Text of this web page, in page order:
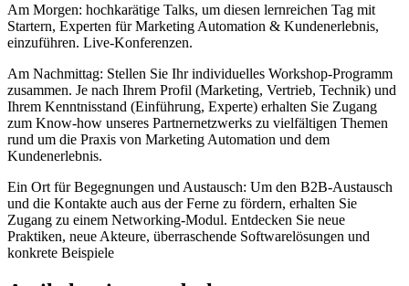
Am Morgen: hochkarätige Talks, um diesen lernreichen Tag mit
Startern, Experten für Marketing Automation & Kundenerlebnis,
einzuführen. Live-Konferenzen.
Am Nachmittag: Stellen Sie Ihr individuelles Workshop-Programm
zusammen. Je nach Ihrem Profil (Marketing, Vertrieb, Technik) und
Ihrem Kenntnisstand (Einführung, Experte) erhalten Sie Zugang
zum Know-how unseres Partnernetzwerks zu vielfältigen Themen
rund um die Praxis von Marketing Automation und dem
Kundenerlebnis.
Ein Ort für Begegnungen und Austausch: Um den B2B-Austausch
und die Kontakte auch aus der Ferne zu fördern, erhalten Sie
Zugang zu einem Networking-Modul. Entdecken Sie neue
Praktiken, neue Akteure, überraschende Softwarelösungen und
konkrete Beispiele